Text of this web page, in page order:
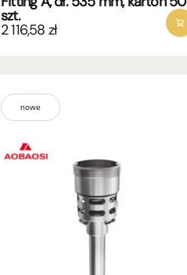
szt.
2 116,58 zł
nowe